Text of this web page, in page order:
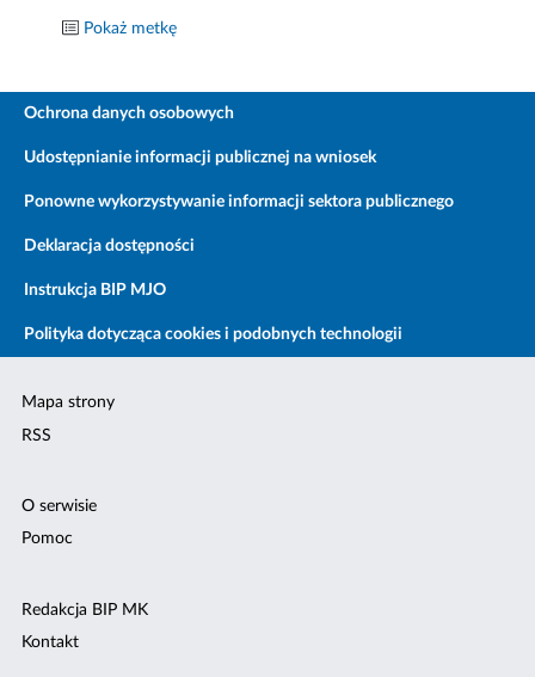
Pokaż metkę
Ochrona danych osobowych
Udostępnianie informacji publicznej na wniosek
Ponowne wykorzystywanie informacji sektora publicznego
Deklaracja dostępności
Instrukcja BIP MJO
Polityka dotycząca cookies i podobnych technologii
Mapa strony
RSS
O serwisie
Pomoc
Redakcja BIP MK
Kontakt